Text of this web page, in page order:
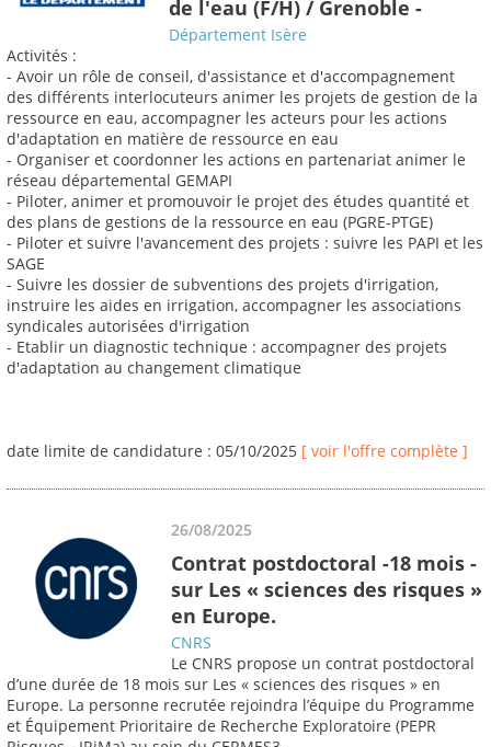
de l'eau (F/H) / Grenoble -
Département Isère
Activités :
- Avoir un rôle de conseil, d'assistance et d'accompagnement
des différents interlocuteurs animer les projets de gestion de la
ressource en eau, accompagner les acteurs pour les actions
d'adaptation en matière de ressource en eau
- Organiser et coordonner les actions en partenariat animer le
réseau départemental GEMAPI
- Piloter, animer et promouvoir le projet des études quantité et
des plans de gestions de la ressource en eau (PGRE-PTGE)
- Piloter et suivre l'avancement des projets : suivre les PAPI et les
SAGE
- Suivre les dossier de subventions des projets d'irrigation,
instruire les aides en irrigation, accompagner les associations
syndicales autorisées d'irrigation
- Etablir un diagnostic technique : accompagner des projets
d'adaptation au changement climatique
date limite de candidature : 05/10/2025 [ voir l'offre complète ]
26/08/2025
Contrat postdoctoral -18 mois -
sur Les « sciences des risques »
en Europe.
CNRS
Le CNRS propose un contrat postdoctoral
d’une durée de 18 mois sur Les « sciences des risques » en
Europe. La personne recrutée rejoindra l’équipe du Programme
et Équipement Prioritaire de Recherche Exploratoire (PEPR